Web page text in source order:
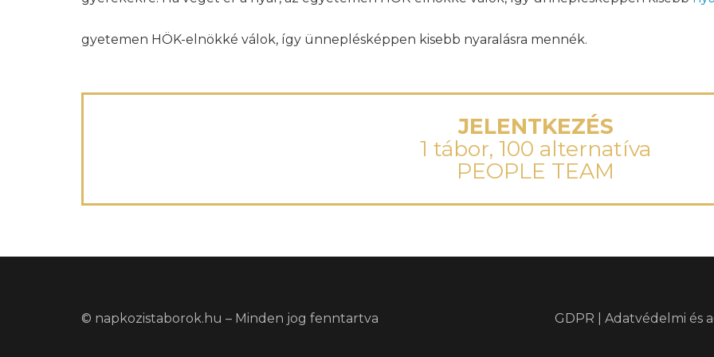
gyetemen HÖK-elnökké válok, így ünneplésképpen kisebb nyaralásra mennék.
JELENTKEZÉS
1 tábor, 100 alternatíva
PEOPLE TEAM
© napkozistaborok.hu – Minden jog fenntartva GDPR | Adatvédelmi és